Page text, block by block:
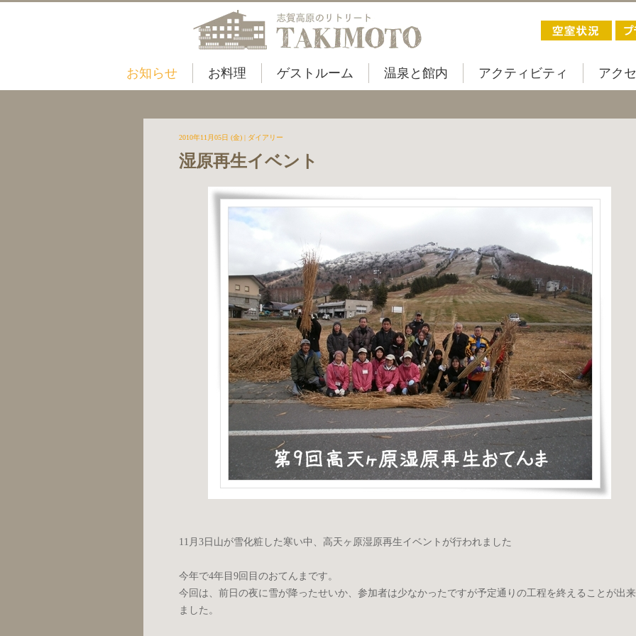
お知らせ お料理 ゲストルーム 温泉と館内 アクティビティ アク
2010年11月05日 (金) | ダイアリー
湿原再生イベント
11月3日山が雪化粧した寒い中、高天ヶ原湿原再生イベントが行われました
今年で4年目9回目のおてんまです。
今回は、前日の夜に雪が降ったせいか、参加者は少なかったですが予定通りの工程を終えることが出来
ました。